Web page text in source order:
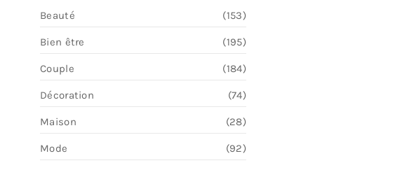
Beauté (153)
Bien être (195)
Couple (184)
Décoration (74)
Maison (28)
Mode (92)